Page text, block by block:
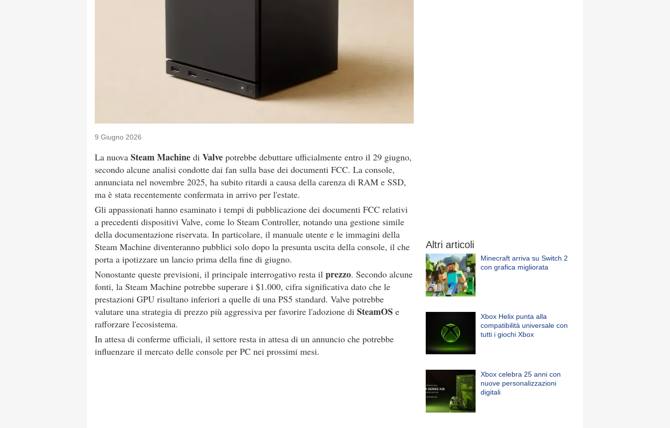
9 Giugno 2026
La nuova Steam Machine di Valve potrebbe debuttare ufficialmente entro il 29 giugno,
secondo alcune analisi condotte dai fan sulla base dei documenti FCC. La console,
annunciata nel novembre 2025, ha subito ritardi a causa della carenza di RAM e SSD,
ma è stata recentemente confermata in arrivo per l'estate.
Gli appassionati hanno esaminato i tempi di pubblicazione dei documenti FCC relativi
a precedenti dispositivi Valve, come lo Steam Controller, notando una gestione simile
della documentazione riservata. In particolare, il manuale utente e le immagini della
Steam Machine diventeranno pubblici solo dopo la presunta uscita della console, il che
porta a ipotizzare un lancio prima della fine di giugno.
Nonostante queste previsioni, il principale interrogativo resta il prezzo. Secondo alcune
fonti, la Steam Machine potrebbe superare i $1.000, cifra significativa dato che le
prestazioni GPU risultano inferiori a quelle di una PS5 standard. Valve potrebbe
valutare una strategia di prezzo più aggressiva per favorire l'adozione di SteamOS e
rafforzare l'ecosistema.
In attesa di conferme ufficiali, il settore resta in attesa di un annuncio che potrebbe
influenzare il mercato delle console per PC nei prossimi mesi.
Altri articoli
Minecraft arriva su Switch 2
con grafica migliorata
Xbox Helix punta alla
compatibilità universale con
tutti i giochi Xbox
Xbox celebra 25 anni con
nuove personalizzazioni
digitali